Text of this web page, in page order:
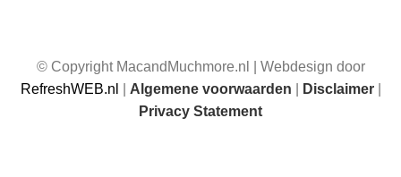
© Copyright MacandMuchmore.nl | Webdesign door
RefreshWEB.nl
Algemene voorwaarden Disclaimer|
Privacy Statement